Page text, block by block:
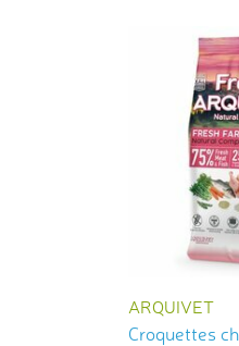
ARQUIVET
Croquettes